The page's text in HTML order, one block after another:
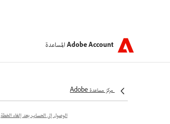
Adobe Account المساعدة
مركز مساعدة Adobe
الوصول إلى الحساب بعد إلغاء الخطة